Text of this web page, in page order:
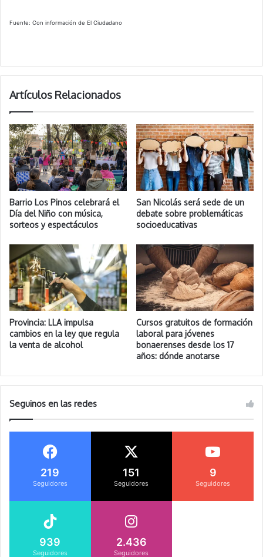
Fuente: Con información de El Ciudadano
Artículos Relacionados
Barrio Los Pinos celebrará el
Día del Niño con música,
sorteos y espectáculos
San Nicolás será sede de un
debate sobre problemáticas
socioeducativas
Provincia: LLA impulsa
cambios en la ley que regula
la venta de alcohol
Cursos gratuitos de formación
laboral para jóvenes
bonaerenses desde los 17
años: dónde anotarse
Seguinos en las redes
219
Seguidores
151
Seguidores
9
Seguidores
939
Seguidores
2.436
Seguidores